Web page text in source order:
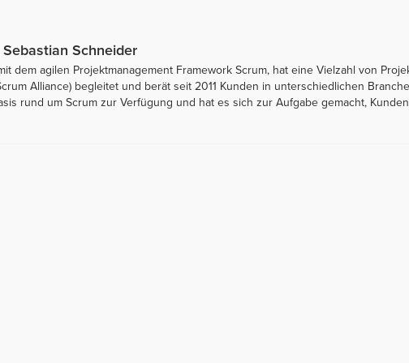
Sebastian Schneider
dem agilen Projektmanagement Framework Scrum, hat eine Vielzahl von
Alliance) begleitet und berät seit 2011 Kunden in unterschiedlichen
rund um Scrum zur Verfügung und hat es sich zur Aufgabe gemacht,